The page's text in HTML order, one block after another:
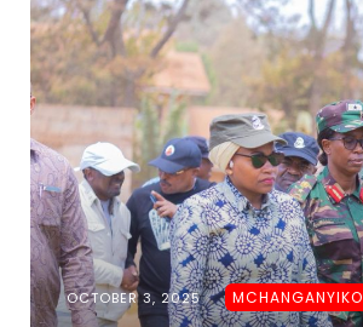
OCTOBER 3, 2025 MCHANGANYIKO